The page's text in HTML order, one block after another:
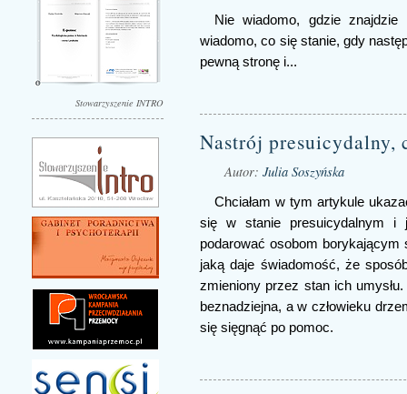
Stowarzyszenie INTRO
Nie wiadomo, gdzie
wiadomo, co się stanie, gdy
pewną stronę i...
Nastrój
Autor: Julia Soszyńska
Chciałam w tym artykule
się w stanie presuicydalnym i
podarować osobom
jaką daje świadomość, że
zmieniony przez stan ich
beznadziejna, a w człowieku
się sięgnąć po pomoc.